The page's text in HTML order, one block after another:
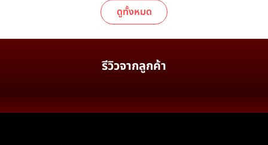
ดูทั้งหมด
รีวิวจากลูกค้า